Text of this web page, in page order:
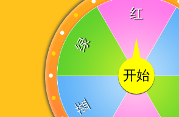
开始
红
蓝
绿